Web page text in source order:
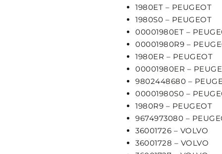
1980ET – PEUGEOT
1980S0 – PEUGEOT
00001980ET –
00001980R9 –
1980ER – PEUGEOT
00001980ER –
9802448680 –
00001980S0 –
1980R9 – PEUGEOT
9674973080 –
36001726 – VOLVO
36001728 – VOLVO